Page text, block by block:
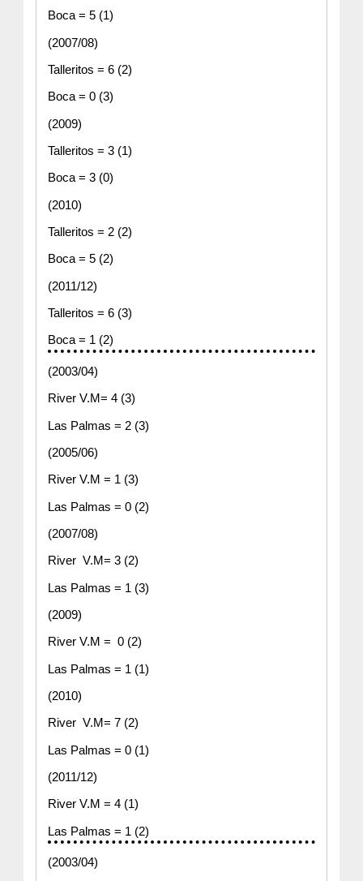
Boca = 5 (1)
(2007/08)
Talleritos = 6 (2)
Boca = 0 (3)
(2009)
Talleritos = 3 (1)
Boca = 3 (0)
(2010)
Talleritos = 2 (2)
Boca = 5 (2)
(2011/12)
Talleritos = 6 (3)
Boca = 1 (2)
(2003/04)
River V.M= 4 (3)
Las Palmas = 2 (3)
(2005/06)
River V.M = 1 (3)
Las Palmas = 0 (2)
(2007/08)
River  V.M= 3 (2)
Las Palmas = 1 (3)
(2009)
River V.M =  0 (2)
Las Palmas = 1 (1)
(2010)
River  V.M= 7 (2)
Las Palmas = 0 (1)
(2011/12)
River V.M = 4 (1)
Las Palmas = 1 (2)
(2003/04)